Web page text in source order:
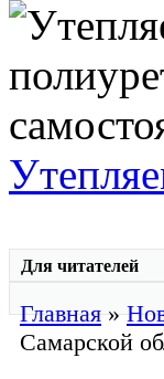
Для читателей
Главная»
Самарской